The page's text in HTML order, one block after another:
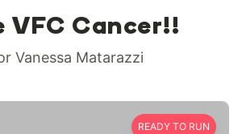
VFC Cancer!!
Vanessa Matarazzi
READY TO RUN